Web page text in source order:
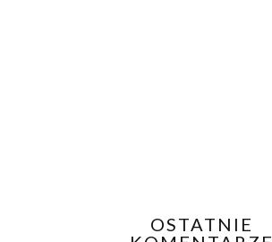
OSTATNIE